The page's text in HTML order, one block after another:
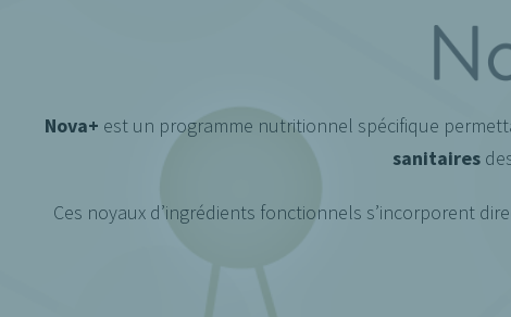
Nova+ est un programme nutritionnel spécifique
sanitaires
Ces noyaux d’ingrédients fonctionnels s’incorporent